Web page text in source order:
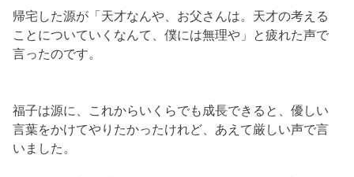
帰宅した源が「天才なんや、お父さんは。天才の考える
ことについていくなんて、僕には無理や」と疲れた声で
言ったのです。
福子は源に、これからいくらでも成長できると、優しい
言葉をかけてやりたかったけれど、あえて厳しい声で言
いました。